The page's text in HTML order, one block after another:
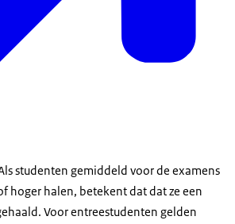
studenten gemiddeld voor de examens
hoger halen, betekent dat dat ze een
Voor entreestudenten gelden